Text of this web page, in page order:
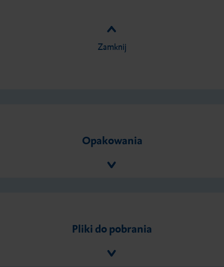
Zamknij
Opakowania
Pliki do pobrania